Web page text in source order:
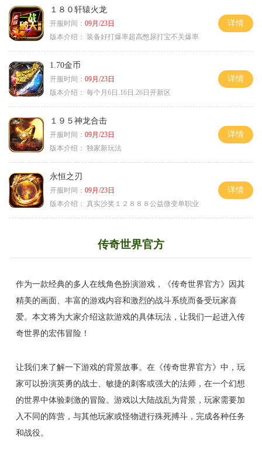
１８０轩辕火龙
开服时间： 09月/23日
版本介绍： 装备好打爆率超高憋尿打宝不关爆率
详情
1.70金币
开服时间： 09月/23日
版本介绍： 每个月6日.16日.26日开新区
详情
１９５神龙合击
开服时间： 09月/23日
版本介绍： 独家新玩法
详情
永恒之刃
开服时间： 09月/23日
版本介绍： 真实沙奖１２８８８公益微变单职业
详情
传奇世界官方
作为一款经典的多人在线角色扮演游戏，《传奇世界官方》因其
精美的画面、丰富的游戏内容和激烈的战斗系统而备受玩家喜
爱。本文将为大家介绍这款游戏的具体玩法，让我们一起进入传
奇世界的宏伟冒险！
让我们来了解一下游戏的背景故事。在《传奇世界官方》中，玩
家可以扮演英勇的战士、敏捷的刺客或强大的法师，在一个幻想
的世界中体验刺激的冒险。游戏以大陆战乱为背景，玩家需要加
入不同的阵营，与其他玩家或怪物进行殊死搏斗，完成各种任务
和战役。